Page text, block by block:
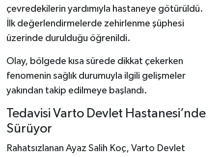
çevredekilerin yardımıyla hastaneye götürüldü.
İlk değerlendirmelerde zehirlenme şüphesi
üzerinde durulduğu öğrenildi.
Olay, bölgede kısa sürede dikkat çekerken
fenomenin sağlık durumuyla ilgili gelişmeler
yakından takip edilmeye başlandı.
Tedavisi Varto Devlet Hastanesi’nde
Sürüyor
Rahatsızlanan Ayaz Salih Koç, Varto Devlet